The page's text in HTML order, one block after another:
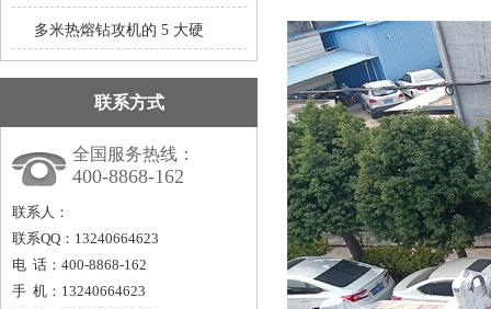
多米热熔钻攻机的 5 大硬
联系方式
全国服务热线：
400-8868-162
联系人：
联系QQ：13240664623
电 话：400-8868-162
手 机：13240664623